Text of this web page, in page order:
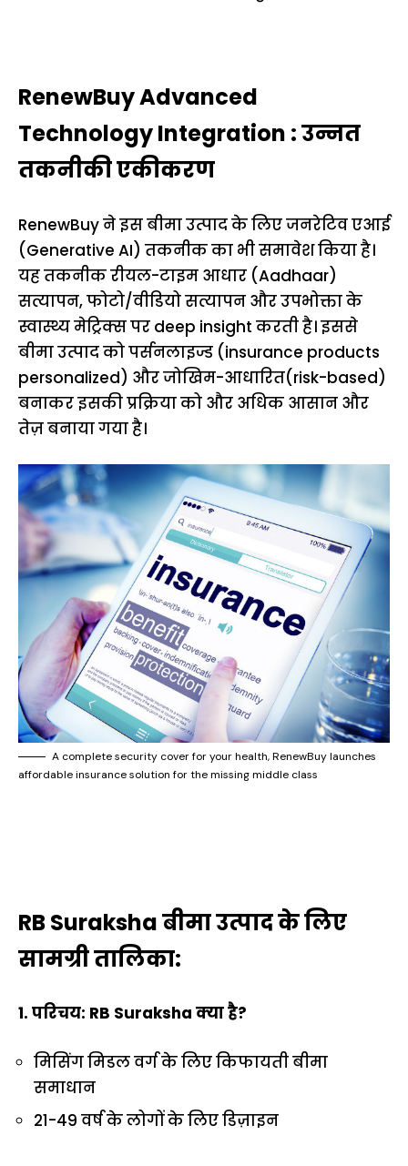
RenewBuy Advanced
Technology Integration : उन्नत
तकनीकी एकीकरण
RenewBuy ने इस बीमा उत्पाद के लिए जनरेटिव एआई
(Generative AI) तकनीक का भी समावेश किया है।
यह तकनीक रीयल-टाइम आधार (Aadhaar)
सत्यापन, फोटो/वीडियो सत्यापन और उपभोक्ता के
स्वास्थ्य मेट्रिक्स पर deep insight करती है। इससे
बीमा उत्पाद को पर्सनलाइज्ड (insurance products
personalized) और जोखिम-आधारित(risk-based)
बनाकर इसकी प्रक्रिया को और अधिक आसान और
तेज़ बनाया गया है।
A complete security cover for your health, RenewBuy launches
affordable insurance solution for the missing middle class
RB Suraksha बीमा उत्पाद के लिए
सामग्री तालिका:
1. परिचय: RB Suraksha क्या है?
मिसिंग मिडल वर्ग के लिए किफायती बीमा
समाधान
21-49 वर्ष के लोगों के लिए डिज़ाइन